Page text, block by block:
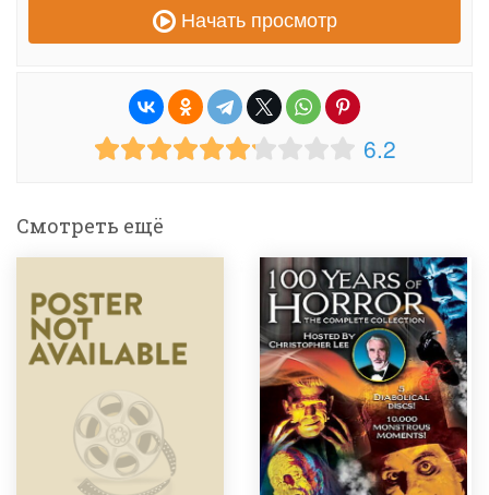
Начать просмотр
6.2
Смотреть ещё